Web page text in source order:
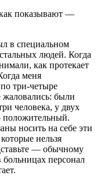
показывают —
в специальном
людей. Когда
как протекает
меня
три-четыре
жаловались: были
человека, у двух
положительный.
носить на себе эти
нельзя
— обычному
больницах персонал